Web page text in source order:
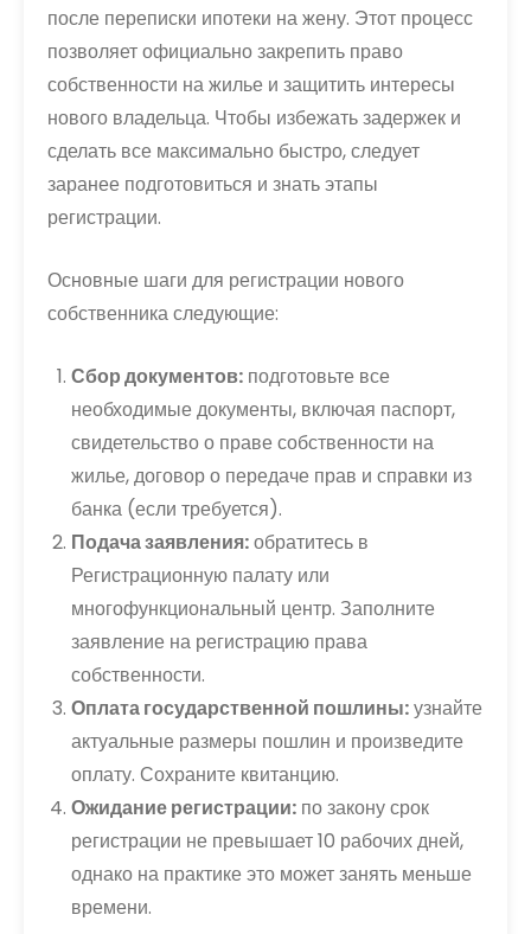
после переписки ипотеки на жену. Этот процесс
позволяет официально закрепить право
собственности на жилье и защитить интересы
нового владельца. Чтобы избежать задержек и
сделать все максимально быстро, следует
заранее подготовиться и знать этапы
регистрации.
Основные шаги для регистрации нового
собственника следующие:
Сбор документов: подготовьте все
необходимые документы, включая паспорт,
свидетельство о праве собственности на
жилье, договор о передаче прав и справки из
банка (если требуется).
Подача заявления:обратитесь в
Регистрационную палату или
многофункциональный центр. Заполните
заявление на регистрацию права
собственности.
Оплата государственной пошлины:узнайте
актуальные размеры пошлин и произведите
оплату. Сохраните квитанцию.
Ожидание регистрации: по закону срок
регистрации не превышает 10 рабочих дней,
однако на практике это может занять меньше
времени.